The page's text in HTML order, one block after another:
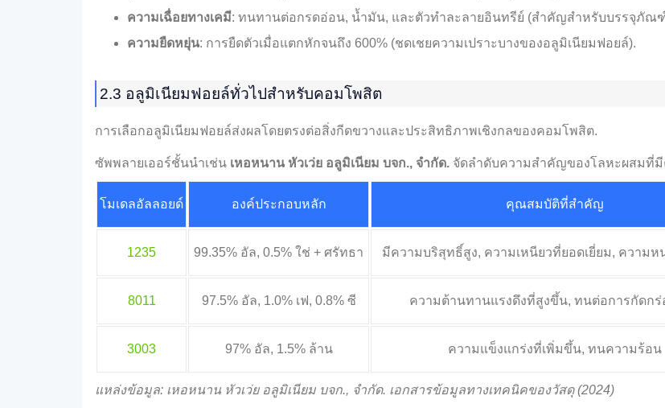
ความเฉื่อยทางเคมี: ทนทานต่อกรดอ่อน, น้ำมัน, และตัวทำละลายอินทรีย์ (สำคัญสำหรับบรรจุภัณ
ความยืดหยุ่น: การยืดตัวเมื่อแตกหักจนถึง 600% (ชดเชยความเปราะบางของอลูมิเนียมฟอยล์).
2.3 อลูมิเนียมฟอยล์ทั่วไปสำหรับคอมโพสิต
การเลือกอลูมิเนียมฟอยล์ส่งผลโดยตรงต่อสิ่งกีดขวางและประสิทธิภาพเชิงกลของคอมโพสิต.
ซัพพลายเออร์ชั้นนำเช่น เหอหนาน หัวเว่ย อลูมิเนียม บจก., จํากัด. จัดลำดับความสำคัญของโลหะผสมที่
โมเดลอัลลอยด์ องค์ประกอบหลัก คุณสมบัติที่สำคัญ
1235 99.35% อัล, 0.5% ใช่ + ศรัทธา มีความบริสุทธิ์สูง, ความเหนียวที่ยอดเยี่ยม, ความห
8011 97.5% อัล, 1.0% เฟ, 0.8% ซี ความต้านทานแรงดึงที่สูงขึ้น, ทนต่อการกัดกร่
3003 97% อัล, 1.5% ล้าน ความแข็งแกร่งที่เพิ่มขึ้น, ทนความร้อน
แหล่งข้อมูล: เหอหนาน หัวเว่ย อลูมิเนียม บจก., จํากัด. เอกสารข้อมูลทางเทคนิคของวัสดุ (2024)